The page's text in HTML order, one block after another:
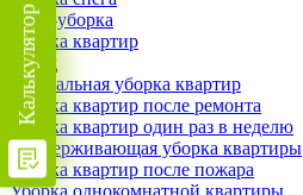
ВИП-уборка
Уборка квартир
Назад
Генеральная уборка квартир
Уборка квартир после ремонта
Уборка квартир один раз в неделю
Поддерживающая уборка квартиры
Уборка квартир после пожара
Уборка однокомнатной квартиры